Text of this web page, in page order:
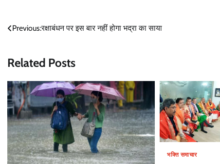
Post
Previous:रक्षाबंधन पर इस बार नहीं होगा भद्रा का साया
Related Posts
भक्ति समाचार